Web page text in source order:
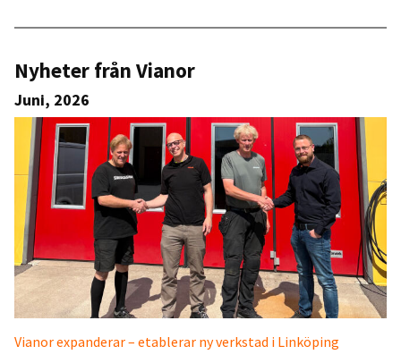
Nyheter från Vianor
Juni, 2026
Vianor expanderar – etablerar ny verkstad i Linköping